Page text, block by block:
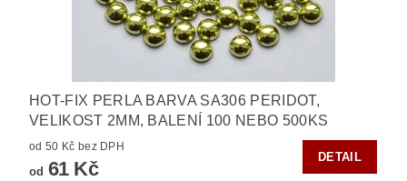
HOT-FIX PERLA BARVA SA306 PERIDOT,
VELIKOST 2MM, BALENÍ 100 NEBO 500KS
od 50 Kč bez DPH
od 61 Kč
DETAIL